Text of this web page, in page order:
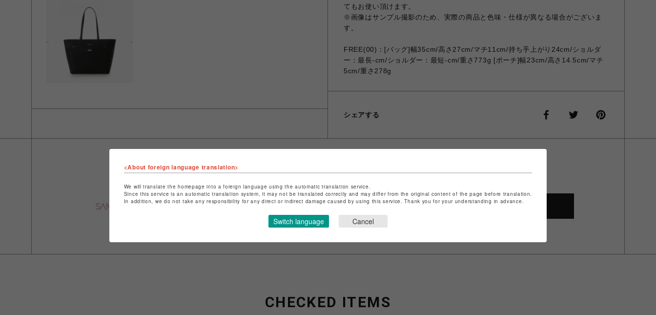
てもお使い頂けます。
※画像はサンプル撮影のため、実際の商品と色味・仕様が異なる場合がございま
す。
FREE(00)：[バッグ]幅35cm/高さ27cm/マチ11cm/持ち手上がり24cm/ショルダ
ー：最長-cm/ショルダー：最短-cm/重さ773g [ポーチ]幅23cm/高さ14.5cm/マチ
5cm/重さ278g
シェアする
ショップ名
サマンサベガ
店舗名
池袋PARCO
特定商取引法など法令に基づく表記は
こちら
ショップお問い合わせはこちら
SHOP TOP
CHECKED ITEMS
<About foreign language translation>
We will translate the homepage into a foreign language using the automatic translation service.
Since this service is an automatic translation system, it may not be translated correctly and may differ from the original content of the page before translation.
In addition, we do not take any responsibility for any direct or indirect damage caused by using this service. Thank you for your understanding in advance.
Switch language Cancel